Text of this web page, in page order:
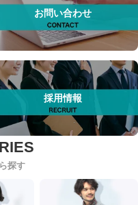
お問い合わせ
採用情報
探す